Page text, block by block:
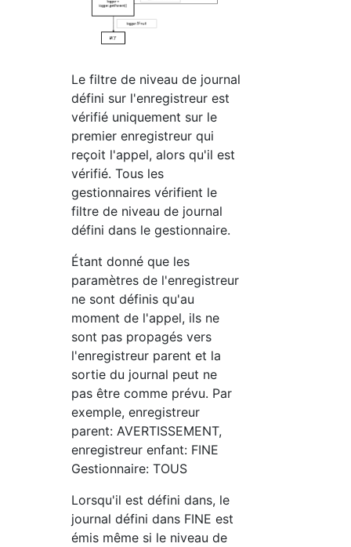
Le filtre de niveau de journal
défini sur l'enregistreur est
vérifié uniquement sur le
premier enregistreur qui
reçoit l'appel, alors qu'il est
vérifié. Tous les
gestionnaires vérifient le
filtre de niveau de journal
défini dans le gestionnaire.
Étant donné que les
paramètres de l'enregistreur
ne sont définis qu'au
moment de l'appel, ils ne
sont pas propagés vers
l'enregistreur parent et la
sortie du journal peut ne
pas être comme prévu. Par
exemple, enregistreur
parent: AVERTISSEMENT,
enregistreur enfant: FINE
Gestionnaire: TOUS
Lorsqu'il est défini dans, le
journal défini dans FINE est
émis même si le niveau de